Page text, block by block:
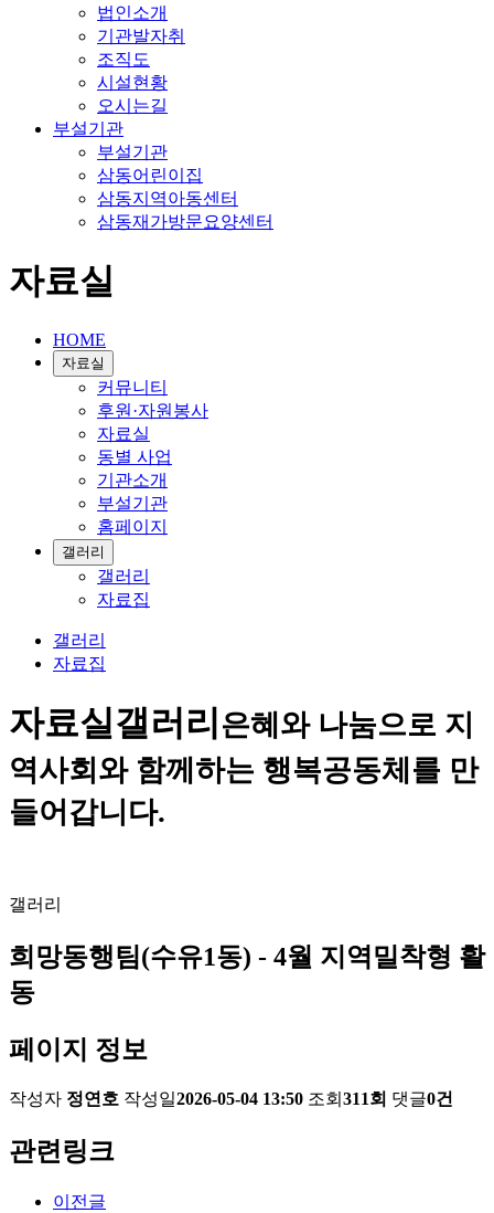
법인소개
기관발자취
조직도
시설현황
오시는길
부설기관
부설기관
삼동어린이집
삼동지역아동센터
삼동재가방문요양센터
자료실
HOME
자료실
커뮤니티
후원·자원봉사
자료실
동별 사업
기관소개
부설기관
홈페이지
갤러리
갤러리
자료집
갤러리
자료집
자료실갤러리은혜와 나눔으로 지
역사회와 함께하는 행복공동체를 만
들어갑니다.
갤러리
희망동행팀(수유1동) - 4월 지역밀착형 활
동
페이지 정보
작성자 정연호 작성일2026-05-04 13:50 조회 311회 댓글0건
관련링크
이전글